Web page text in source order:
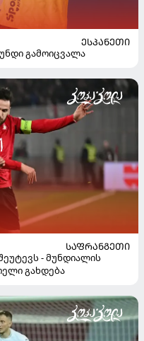
ᲔᲡᲞᲐᲜᲔᲗᲘ
გამოიცვალა
ᲡᲐᲤᲠᲐᲜᲒᲔᲗᲘ
- მუნდიალის
გახდება